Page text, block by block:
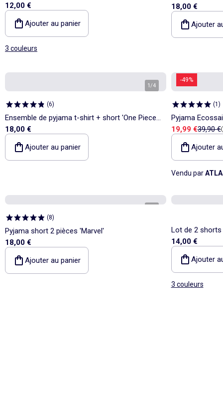
12,00 €
Ajouter au panier
3 couleurs
18,00 €
Ajouter
1/4
(6)
Ensemble de pyjama t-shirt + short 'One Piece'
- 2 pièces
18,00 €
Ajouter au panier
-49%
(1 )
Prix de vente
19,99 €Prix de
39,90 €
Ajouter
Vendu par
(8)
Pyjama short 2 pièces 'Marvel'
18,00 €
Ajouter au panier
Lot de 2 shorts
14,00 €
Ajouter
3 couleurs